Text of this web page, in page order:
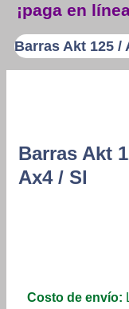
¡paga en
Barras Akt 125 /
Barras Akt
Ax4 / Sl
Costo de envío: